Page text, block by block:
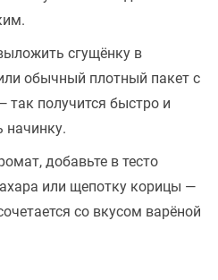
сгущёнку в
обычный плотный пакет с
получится быстро и
начинку.
добавьте в тесто
или щепотку корицы —
со вкусом варёной